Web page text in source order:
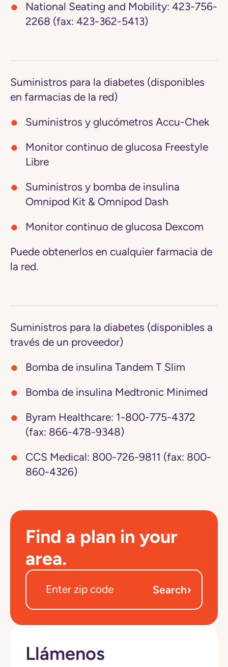
National Seating and Mobility: 423-756-
2268 (fax: 423-362-5413)
Suministros para la diabetes (disponibles
en farmacias de la red)
Suministros y glucómetros Accu-Chek
Monitor continuo de glucosa Freestyle
Libre
Suministros y bomba de insulina
Omnipod Kit & Omnipod Dash
Monitor continuo de glucosa Dexcom
Puede obtenerlos en cualquier farmacia de
la red.
Suministros para la diabetes (disponibles a
través de un proveedor)
Bomba de insulina Tandem T Slim
Bomba de insulina Medtronic Minimed
Byram Healthcare: 1-800-775-4372
(fax: 866-478-9348)
CCS Medical: 800-726-9811 (fax: 800-
860-4326)
Find a plan in your
area.
Search›
Llámenos